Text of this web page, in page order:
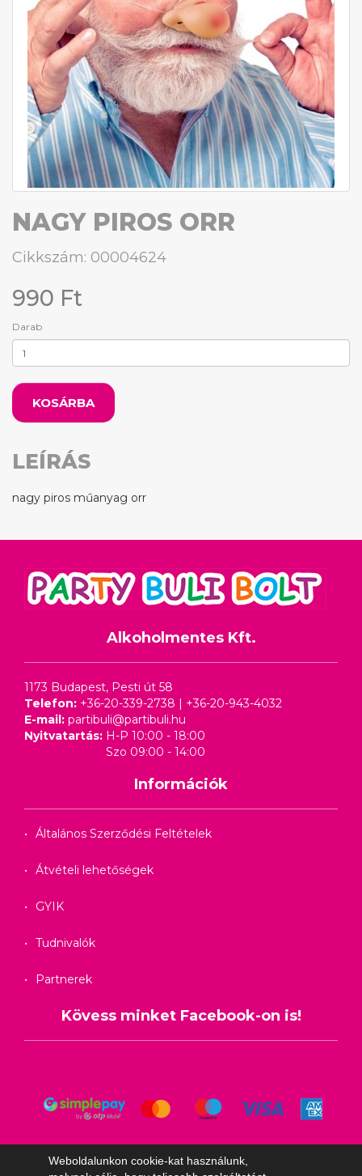
NAGY PIROS ORR
Cikkszám: 00004624
990 Ft
Darab
KOSÁRBA
LEÍRÁS
nagy piros műanyag orr
Alkoholmentes Kft.
1173 Budapest, Pesti út 58
Telefon: +36-20-339-2738 | +36-20-943-4032
E-mail: partibuli@partibuli.hu
Nyitvatartás: H-P 10:00 - 18:00
Szo 09:00 - 14:00
Információk
Általános Szerződési Feltételek
Átvételi lehetőségek
GYIK
Tudnivalók
Partnerek
Kövess minket Facebook-on is!
Weboldalunkon cookie-kat használunk,